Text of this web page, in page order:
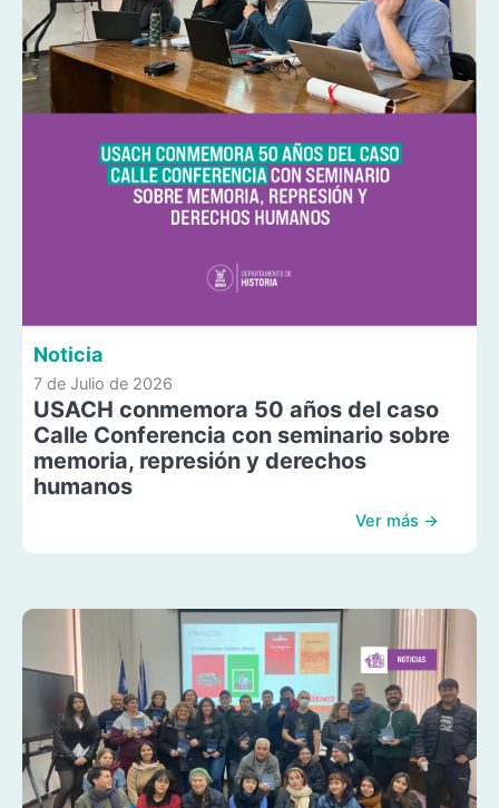
Noticia
7 de Julio de 2026
USACH conmemora 50 años del caso
Calle Conferencia con seminario sobre
memoria, represión y derechos
humanos
Ver más →